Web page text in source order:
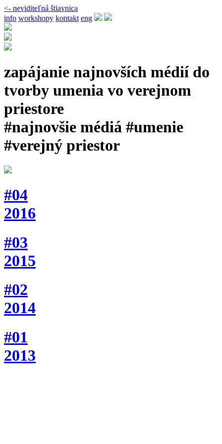
<- neviditeľná štiavnica
info workshopy kontakt eng
zapájanie najnovších médií do
tvorby umenia vo verejnom
priestore
#najnovšie médiá #umenie
#verejný priestor
#04
2016
#03
2015
#02
2014
#01
2013